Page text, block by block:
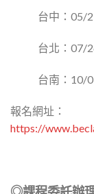
台中：05/
台北：07/
台南：10/
報名網址：
https://